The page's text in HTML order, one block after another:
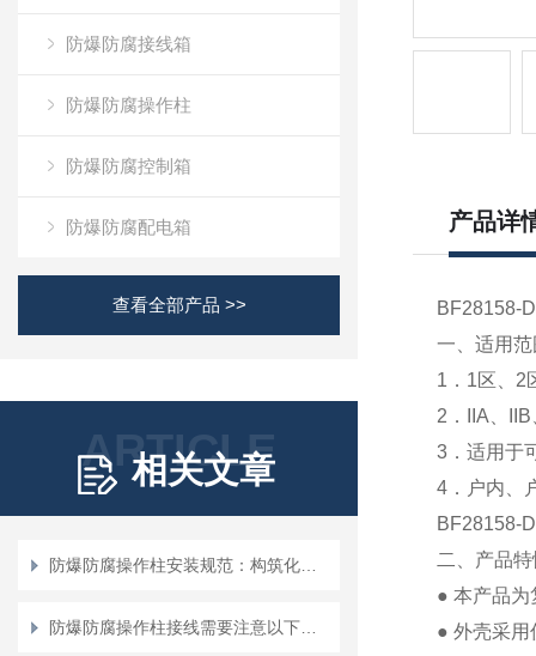
防爆防腐接线箱
防爆防腐操作柱
防爆防腐控制箱
防爆防腐配电箱
查看全部产品 >>
ARTICLE
相关文章
产品详
BF28158-
一、适用范
1．1区、2
2．IIA、
3．适用于
4．户内、
BF28158-
二、产品特
● 本产品为
● 外壳采用